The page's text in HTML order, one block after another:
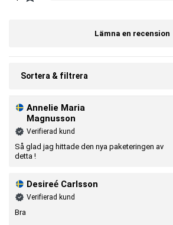
Lämna en recension
Sortera & filtrera
Annelie Maria
Magnusson
Verifierad kund
Så glad jag hittade den nya paketeringen av
detta !
Desireé Carlsson
Verifierad kund
Bra